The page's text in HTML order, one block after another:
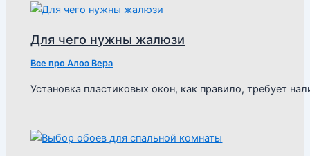
Для чего нужны жалюзи
Все про Алоэ Вера
Установка пластиковых окон, как правило, требует